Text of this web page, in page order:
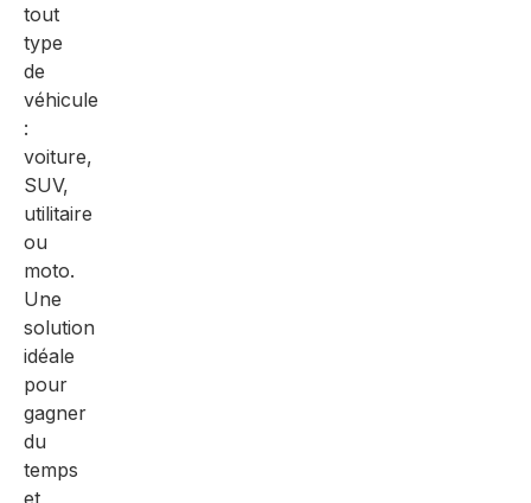
tout
type
de
véhicule
:
voiture,
SUV,
utilitaire
ou
moto.
Une
solution
idéale
pour
gagner
du
temps